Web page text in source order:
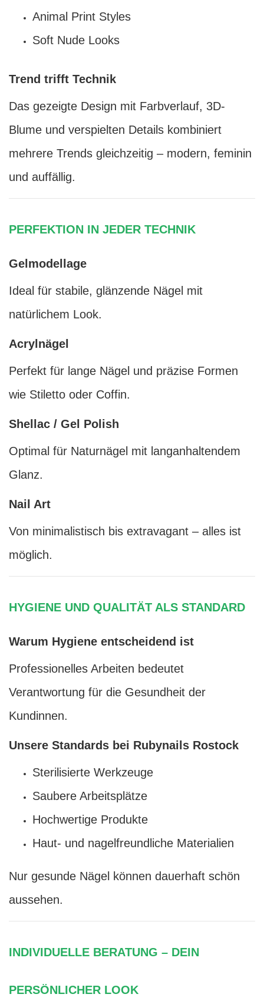
Animal Print Styles
Soft Nude Looks
Trend trifft Technik
Das gezeigte Design mit Farbverlauf, 3D-
Blume und verspielten Details kombiniert
mehrere Trends gleichzeitig – modern, feminin
und auffällig.
PERFEKTION IN JEDER TECHNIK
Gelmodellage
Ideal für stabile, glänzende Nägel mit
natürlichem Look.
Acrylnägel
Perfekt für lange Nägel und präzise Formen
wie Stiletto oder Coffin.
Shellac / Gel Polish
Optimal für Naturnägel mit langanhaltendem
Glanz.
Nail Art
Von minimalistisch bis extravagant – alles ist
möglich.
HYGIENE UND QUALITÄT ALS STANDARD
Warum Hygiene entscheidend ist
Professionelles Arbeiten bedeutet
Verantwortung für die Gesundheit der
Kundinnen.
Unsere Standards bei Rubynails Rostock
Sterilisierte Werkzeuge
Saubere Arbeitsplätze
Hochwertige Produkte
Haut- und nagelfreundliche Materialien
Nur gesunde Nägel können dauerhaft schön
aussehen.
INDIVIDUELLE BERATUNG – DEIN
PERSÖNLICHER LOOK